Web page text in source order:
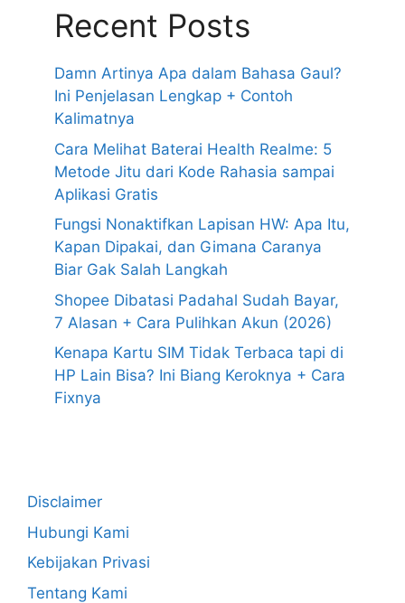
Recent Posts
Damn Artinya Apa dalam Bahasa Gaul?
Ini Penjelasan Lengkap + Contoh
Kalimatnya
Cara Melihat Baterai Health Realme: 5
Metode Jitu dari Kode Rahasia sampai
Aplikasi Gratis
Fungsi Nonaktifkan Lapisan HW: Apa Itu,
Kapan Dipakai, dan Gimana Caranya
Biar Gak Salah Langkah
Shopee Dibatasi Padahal Sudah Bayar,
7 Alasan + Cara Pulihkan Akun (2026)
Kenapa Kartu SIM Tidak Terbaca tapi di
HP Lain Bisa? Ini Biang Keroknya + Cara
Fixnya
Disclaimer
Hubungi Kami
Kebijakan Privasi
Tentang Kami